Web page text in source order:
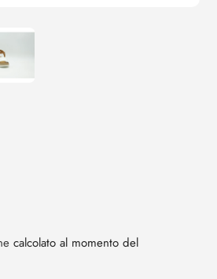
calcolato al momento del